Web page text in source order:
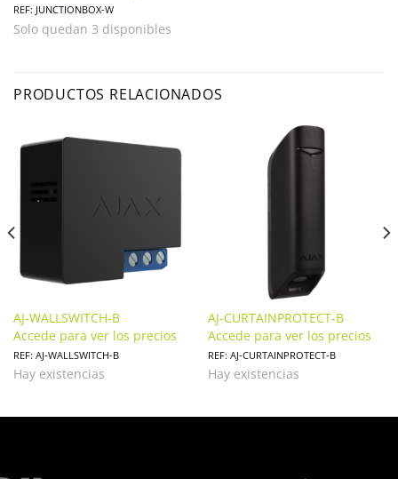
REF: JUNCTIONBOX-W
Solo quedan 3 disponibles
PRODUCTOS RELACIONADOS
AJ-WALLSWITCH-B
Accede para ver los precios
REF: AJ-WALLSWITCH-B
Hay existencias
AJ-CURTAINPROTECT-B
Accede para ver los precios
REF: AJ-CURTAINPROTECT-B
Hay existencias